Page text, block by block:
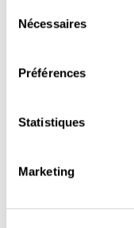
Nécessaires
Préférences
Statistiques
Marketing
salariés (CSL)
La discussion
en français est